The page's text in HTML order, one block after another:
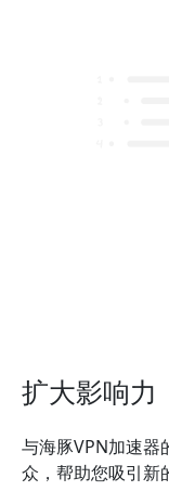
扩大影响力
与海豚VPN加速器
众，帮助您吸引新